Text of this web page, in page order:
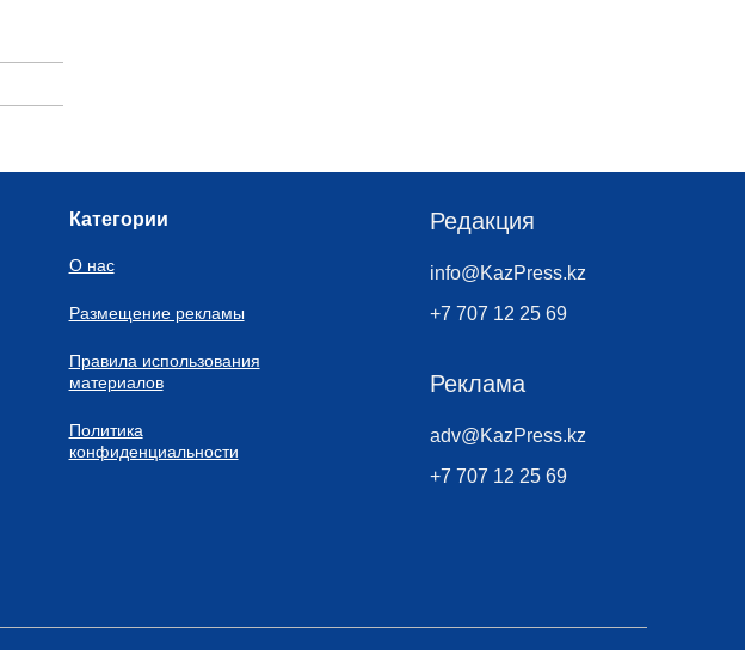
Категории
О нас
Размещение рекламы
Правила использования
материалов
Политика
конфиденциальности
Редакция
info@KazPress.kz
+7 707 12 25 69
Реклама
adv@KazPress.kz
+7 707 12 25 69